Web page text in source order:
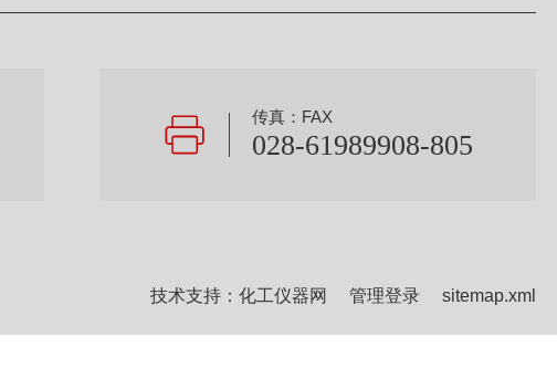
传真：FAX
028-61989908-805
技术支持：化工仪器网 管理登录 sitemap.xml